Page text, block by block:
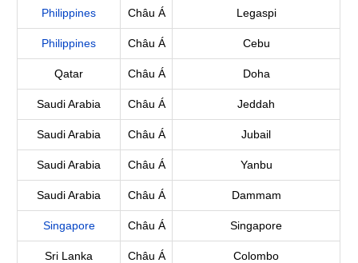
Philippines Châu Á Legaspi
Philippines Châu Á Cebu
Qatar Châu Á Doha
Saudi Arabia Châu Á Jeddah
Saudi Arabia Châu Á Jubail
Saudi Arabia Châu Á Yanbu
Saudi Arabia Châu Á Dammam
Singapore Châu Á Singapore
Sri Lanka Châu Á Colombo